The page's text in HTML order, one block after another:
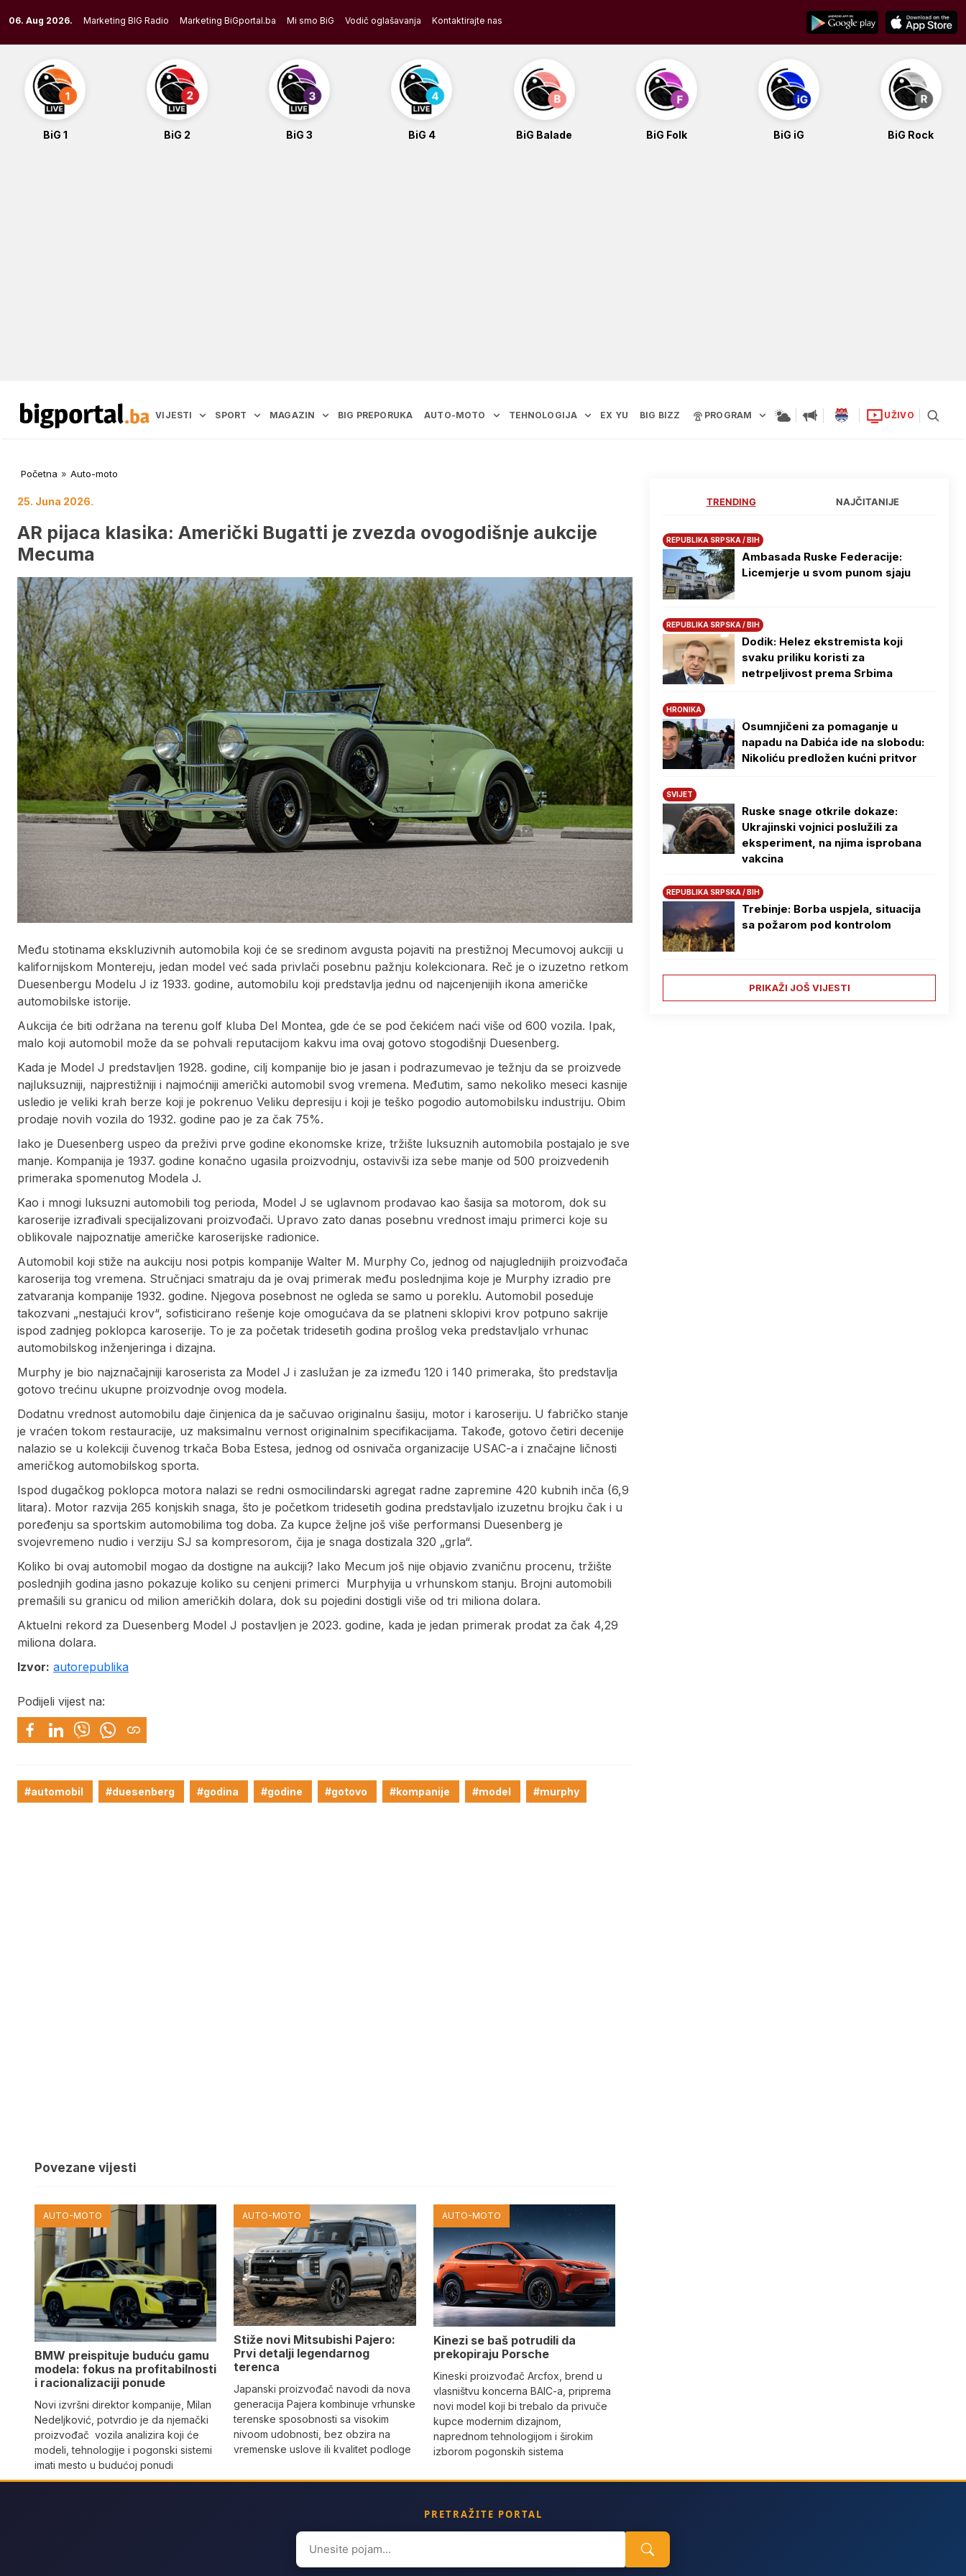
to
content
06. Aug 2026. Marketing BIG Radio Marketing BiGportal.ba Mi smo BiG Vodič oglašavanja Kontaktirajte nas
BiG 1 BiG 2 BiG 3 BiG 4 BiG Balade BiG Folk BiG iG BiG Rock
VIJESTI SPORT MAGAZIN BIG PREPORUKA AUTO-MOTO TEHNOLOGIJA EX YU BIG BIZZ PROGRAM UŽIVO
Početna » Auto-moto
25. Juna 2026.
AR pijaca klasika: Američki Bugatti je zvezda ovogodišnje aukcije
Mecuma
Među stotinama ekskluzivnih automobila koji će se sredinom avgusta pojaviti na prestižnoj Mecumovoj aukciji u
kalifornijskom Montereju, jedan model već sada privlači posebnu pažnju kolekcionara. Reč je o izuzetno retkom
Duesenbergu Modelu J iz 1933. godine, automobilu koji predstavlja jednu od najcenjenijih ikona američke
automobilske istorije.
Aukcija će biti održana na terenu golf kluba Del Montea, gde će se pod čekićem naći više od 600 vozila. Ipak,
malo koji automobil može da se pohvali reputacijom kakvu ima ovaj gotovo stogodišnji Duesenberg.
Kada je Model J predstavljen 1928. godine, cilj kompanije bio je jasan i podrazumevao je težnju da se proizvede
najluksuzniji, najprestižniji i najmoćniji američki automobil svog vremena. Međutim, samo nekoliko meseci kasnije
usledio je veliki krah berze koji je pokrenuo Veliku depresiju i koji je teško pogodio automobilsku industriju. Obim
prodaje novih vozila do 1932. godine pao je za čak 75%.
Iako je Duesenberg uspeo da preživi prve godine ekonomske krize, tržište luksuznih automobila postajalo je sve
manje. Kompanija je 1937. godine konačno ugasila proizvodnju, ostavivši iza sebe manje od 500 proizvedenih
primeraka spomenutog Modela J.
Kao i mnogi luksuzni automobili tog perioda, Model J se uglavnom prodavao kao šasija sa motorom, dok su
karoserije izrađivali specijalizovani proizvođači. Upravo zato danas posebnu vrednost imaju primerci koje su
oblikovale najpoznatije američke karoserijske radionice.
Automobil koji stiže na aukciju nosi potpis kompanije Walter M. Murphy Co, jednog od najuglednijih proizvođača
karoserija tog vremena. Stručnjaci smatraju da je ovaj primerak među poslednjima koje je Murphy izradio pre
zatvaranja kompanije 1932. godine. Njegova posebnost ne ogleda se samo u poreklu. Automobil poseduje
takozvani „nestajući krov“, sofisticirano rešenje koje omogućava da se platneni sklopivi krov potpuno sakrije
ispod zadnjeg poklopca karoserije. To je za početak tridesetih godina prošlog veka predstavljalo vrhunac
automobilskog inženjeringa i dizajna.
Murphy je bio najznačajniji karoserista za Model J i zaslužan je za između 120 i 140 primeraka, što predstavlja
gotovo trećinu ukupne proizvodnje ovog modela.
Dodatnu vrednost automobilu daje činjenica da je sačuvao originalnu šasiju, motor i karoseriju. U fabričko stanje
je vraćen tokom restauracije, uz maksimalnu vernost originalnim specifikacijama. Takođe, gotovo četiri decenije
nalazio se u kolekciji čuvenog trkača Boba Estesa, jednog od osnivača organizacije USAC-a i značajne ličnosti
američkog automobilskog sporta.
Ispod dugačkog poklopca motora nalazi se redni osmocilindarski agregat radne zapremine 420 kubnih inča (6,9
litara). Motor razvija 265 konjskih snaga, što je početkom tridesetih godina predstavljalo izuzetnu brojku čak i u
poređenju sa sportskim automobilima tog doba. Za kupce željne još više performansi Duesenberg je
svojevremeno nudio i verziju SJ sa kompresorom, čija je snaga dostizala 320 „grla“.
Koliko bi ovaj automobil mogao da dostigne na aukciji? Iako Mecum još nije objavio zvaničnu procenu, tržište
poslednjih godina jasno pokazuje koliko su cenjeni primerci Murphyija u vrhunskom stanju. Brojni automobili
premašili su granicu od milion američkih dolara, dok su pojedini dostigli više od tri miliona dolara.
Aktuelni rekord za Duesenberg Model J postavljen je 2023. godine, kada je jedan primerak prodat za čak 4,29
miliona dolara.
Izvor: autorepublika
Podijeli vijest na:
#automobil #duesenberg #godina #godine #gotovo #kompanije #model #murphy
Povezane vijesti
AUTO-MOTO
BMW preispituje buduću gamu
modela: fokus na profitabilnosti
i racionalizaciji ponude
Novi izvršni direktor kompanije, Milan
Nedeljković, potvrdio je da njemački
proizvođač vozila analizira koji će
modeli, tehnologije i pogonski sistemi
imati mesto u budućoj ponudi
AUTO-MOTO
Stiže novi Mitsubishi Pajero:
Prvi detalji legendarnog
terenca
Japanski proizvođač navodi da nova
generacija Pajera kombinuje vrhunske
terenske sposobnosti sa visokim
nivoom udobnosti, bez obzira na
vremenske uslove ili kvalitet podloge
AUTO-MOTO
Kinezi se baš potrudili da
prekopiraju Porsche
Kineski proizvođač Arcfox, brend u
vlasništvu koncerna BAIC-a, priprema
novi model koji bi trebalo da privuče
kupce modernim dizajnom,
naprednom tehnologijom i širokim
izborom pogonskih sistema
TRENDING NAJČITANIJE
REPUBLIKA SRPSKA / BIH
Ambasada Ruske Federacije:
Licemjerje u svom punom sjaju
REPUBLIKA SRPSKA / BIH
Dodik: Helez ekstremista koji
svaku priliku koristi za
netrpeljivost prema Srbima
HRONIKA
Osumnjičeni za pomaganje u
napadu na Dabića ide na slobodu:
Nikoliću predložen kućni pritvor
SVIJET
Ruske snage otkrile dokaze:
Ukrajinski vojnici poslužili za
eksperiment, na njima isprobana
vakcina
REPUBLIKA SRPSKA / BIH
Trebinje: Borba uspjela, situacija
sa požarom pod kontrolom
PRIKAŽI JOŠ VIJESTI
PRETRAŽITE PORTAL
Search
for: